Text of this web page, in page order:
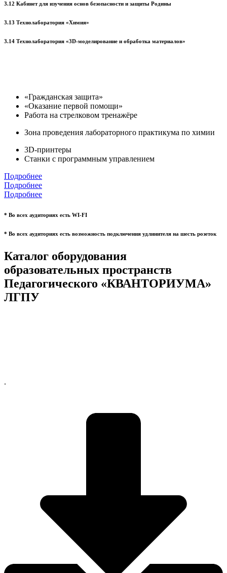
3.12 Кабинет для изучения основ безопасности и защиты Родины
3.13 Технолаборатория «Химия»
3.14 Технолаборатория «3D-моделирование и обработка материалов»
«Гражданская защита»
«Оказание первой помощи»
Работа на стрелковом тренажёре
Зона проведения лабораторного практикума по химии
3D-принтеры
Станки с программным управлением
Подробнее
Подробнее
Подробнее
* Во всех аудиториях есть WI-FI
* Во всех аудиториях есть возможность подключения удлинителя на шесть розеток
Каталог оборудования
образовательных пространств
Педагогического «КВАНТОРИУМА»
ЛГПУ
.